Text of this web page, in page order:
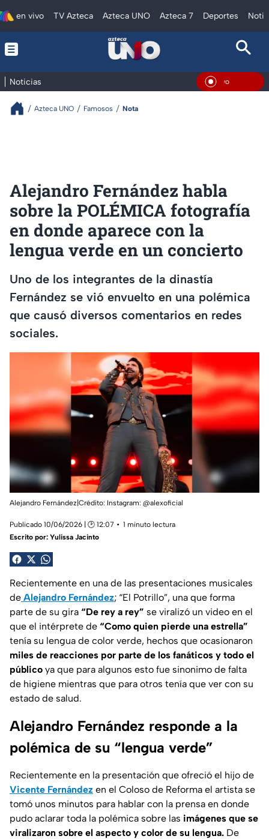
en vivo TV Azteca Azteca UNO Azteca 7 Deportes
Noticias En
Azteca UNO Famosos Nota
Alejandro Fernández habla
sobre la POLÉMICA fotografía
en donde aparece con la
lengua verde en un concierto
Uno de los integrantes de la dinastía
Fernández se vió envuelto en una polémica
que causó diversos comentarios en redes
sociales.
Alejandro Fernández|Crédito: Instagram: @alexoficial
Publicado 10/06/2026 | 🕑 12:07
1 minuto lectura
Escrito por: Yulissa Jacinto
Recientemente en una de las presentaciones musicales
de Alejandro Fernández; “El Potrillo”, una que forma
parte de su gira “De rey a rey” se viralizó un video en el
que el intérprete de “Como quien pierde una estrella”
tenía su lengua de color verde, hechos que ocasionaron
miles de reacciones por parte de los fanáticos y todo el
público ya que para algunos esto fue sinonimo de falta
de higiene mientras que para otros tenía que ver con su
estado de salud.
Alejandro Fernández responde a la
polémica de su “lengua verde”
Recientemente en la presentación que ofreció el hijo de
Vicente Fernández en el Coloso de Reforma el artista se
tomó unos minutos para hablar con la prensa en donde
pudo aclarar toda la polémica sobre las imágenes que se
viralizaron sobre el aspecto y color de su lengua. De